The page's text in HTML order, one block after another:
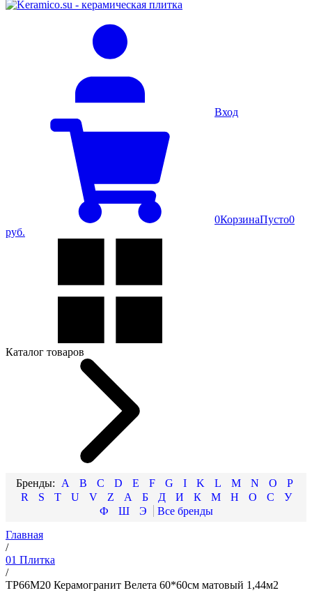
Вход
0КорзинаПусто0
руб.
Каталог товаров
A B C D E F G I K L M N O
P
R
S T U V Z А Б Д И К М Н О С
У
Ф
Ш
Э
Главная
/
01 Плитка
/
TP66M20 Керамогранит Велета 60*60см матовый 1,44м2